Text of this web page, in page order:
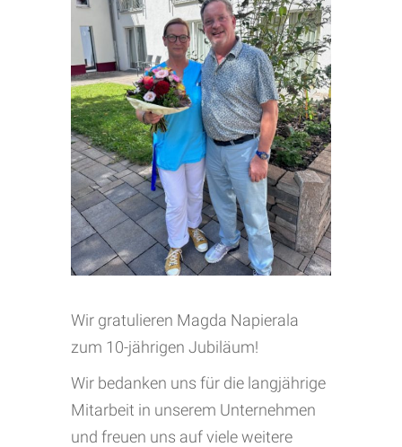
Wir gratulieren Magda Napierala
zum 10-jährigen Jubiläum!
Wir bedanken uns für die langjährige
Mitarbeit in unserem Unternehmen
und freuen uns auf viele weitere